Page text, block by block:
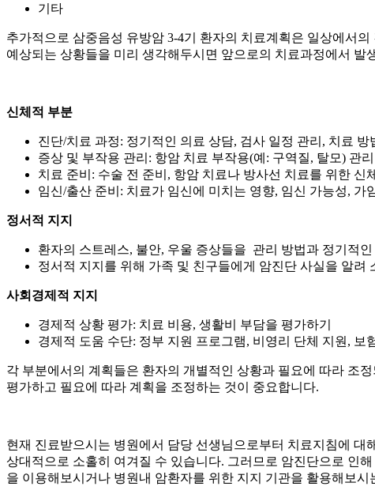
기타
추가적으로 삼중음성 유방암 3-4기 환자의 치료계획은 일상에서
예상되는 상황들을 미리 생각해두시면 앞으로의 치료과정에서
신체적 부분
진단/치료 과정: 정기적인 의료 상담, 검사 일정 관리, 치료
증상 및 부작용 관리: 항암 치료 부작용(예: 구역질, 탈모) 관
치료 준비: 수술 전 준비, 항암 치료나 방사선 치료를 위한 신
임신/출산 준비: 치료가 임신에 미치는 영향, 임신 가능성, 가
정서적 지지
환자의 스트레스, 불안, 우울 증상들을 관리 방법과 정기적
정서적 지지를 위해 가족 및 친구들에게 암진단 사실을 알려
사회경제적 지지
경제적 상황 평가: 치료 비용, 생활비 부담을 평가하기
경제적 도움 수단: 정부 지원 프로그램, 비영리 단체 지원,
각 부분에서의 계획들은 환자의 개별적인 상황과 필요에 따라 조
평가하고 필요에 따라 계획을 조정하는 것이 중요합니다.
현재 진료받으시는 병원에서 담당 선생님으로부터 치료지침에
상대적으로 소홀히 여겨질 수 있습니다. 그러므로 암진단으로 인
을 이용해보시거나 병원내 암환자를 위한 지지 기관을 활용해보